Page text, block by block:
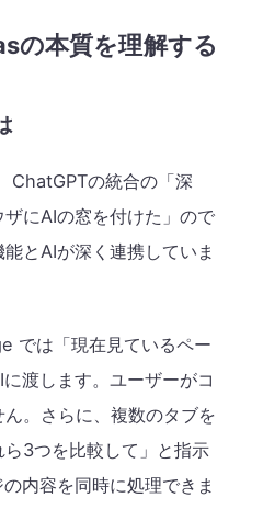
の本質を理解する
ChatGPTの統合の「深
にAIの窓を付けた」ので
とAIが深く連携していま
では「現在見ているペー
渡します。ユーザーがコ
。さらに、複数のタブを
3つを比較して」と指示
内容を同時に処理できま